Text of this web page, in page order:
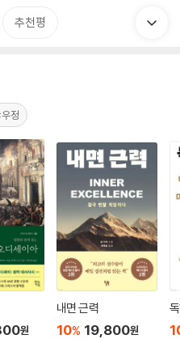
추천평
정
원
내면 근력
10% 19,800원